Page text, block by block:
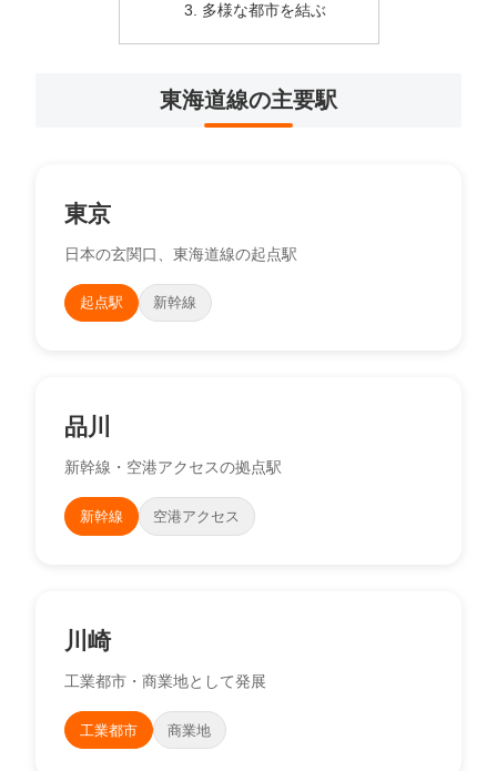
多様な都市を結ぶ
東海道線の主要駅
東京
日本の玄関口、東海道線の起点駅
起点駅 新幹線
品川
新幹線・空港アクセスの拠点駅
新幹線 空港アクセス
川崎
工業都市・商業地として発展
工業都市 商業地